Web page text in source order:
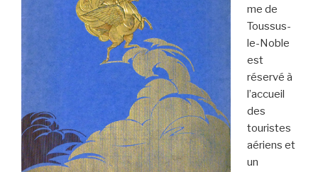
me de
Toussus-
le-Noble
est
réservé à
l’accueil
des
touristes
aériens et
un